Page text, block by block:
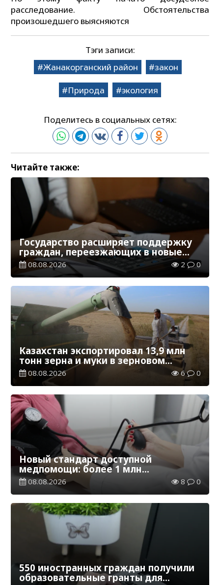
расследование. Обстоятельства
произошедшего выясняются
Тэги записи:
Жанакорганский район
закон
Природа экология
Поделитесь в социальных сетях:
Читайте также:
Государство расширяет поддержку
граждан, переезжающих в новые
регионы для работы
08.08.2026 2 0
Казахстан экспортировал 13,9 млн
тонн зерна и муки в зерновом
эквиваленте
08.08.2026 6 0
Новый стандарт доступной
медпомощи: более 1 млн
казахстанцев получили
телемедицинские услуги
08.08.2026 8 0
550 иностранных граждан получили
образовательные гранты для